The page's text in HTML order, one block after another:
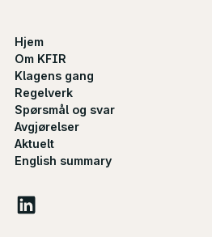
Hjem
Om KFIR
Klagens gang
Regelverk
Spørsmål og svar
Avgjørelser
Aktuelt
English summary